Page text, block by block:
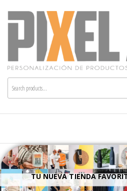
Pixelart
TU NUEVA TIENDA